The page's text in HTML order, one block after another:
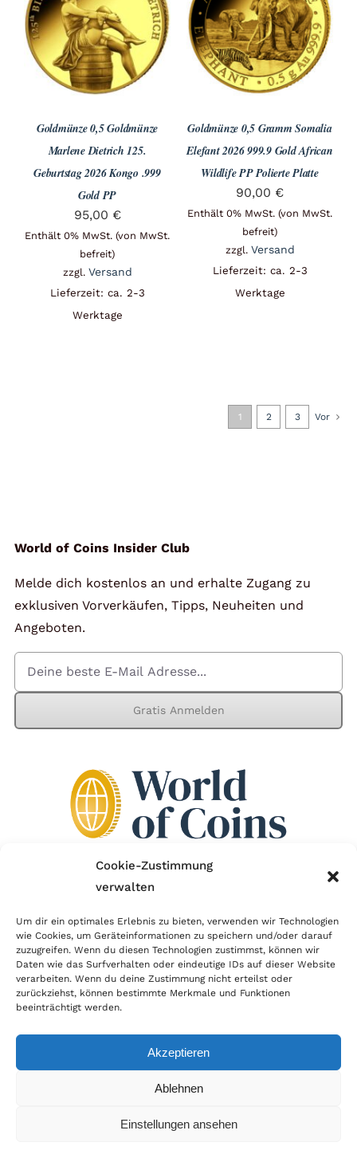
Cookie-Zustimmung
verwalten
Um dir ein optimales Erlebnis zu bieten, verwenden wir Technologien
wie Cookies, um Geräteinformationen zu speichern und/oder darauf
zuzugreifen. Wenn du diesen Technologien zustimmst, können wir
Daten wie das Surfverhalten oder eindeutige IDs auf dieser Website
verarbeiten. Wenn du deine Zustimmung nicht erteilst oder
zurückziehst, können bestimmte Merkmale und Funktionen
beeinträchtigt werden.
Akzeptieren
Ablehnen
Einstellungen ansehen
Goldmünze 0,5 Goldmünze
Marlene Dietrich 125.
Geburtstag 2026 Kongo .999
Gold PP
95,00 €
Enthält 0% MwSt. (von MwSt.
befreit)
zzgl. Versand
Lieferzeit: ca. 2-3
Werktage
Goldmünze 0,5 Gramm Somalia
Elefant 2026 999.9 Gold African
Wildlife PP Polierte Platte
90,00 €
Enthält 0% MwSt. (von MwSt.
befreit)
zzgl. Versand
Lieferzeit: ca. 2-3
Werktage
1 2 3 Vor
World of Coins Insider Club
Melde dich kostenlos an und erhalte Zugang zu
exklusiven Vorverkäufen, Tipps, Neuheiten und
Angeboten.
Gratis Anmelden
Der Händlerbund setzt sich für sicheren und
erfolgreichen E-Commerce ein. Auch wir sind wie
viele Onlineshops im Netz Mitglied im Händlerbund
und unterstützen fairen Onlinehandel.
Widerruf|Zahlung & Versand